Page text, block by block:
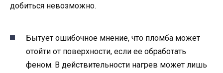
добиться невозможно.
Бытует ошибочное мнение, что пломба может
отойти от поверхности, если ее обработать
феном. В действительности нагрев может лишь